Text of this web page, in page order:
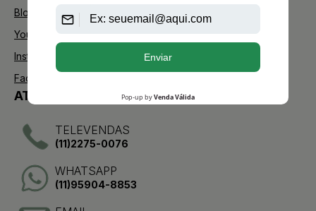
Blog
Youtube
Instagram
Facebook
ATENDIMENTO
TELEVENDAS
(11)2275-0076
WHATSAPP
(11)95904-8853